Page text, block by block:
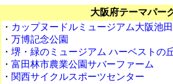
大阪府テーマパー
・ カップヌードルミュージアム大阪池田
・ 万博記念公園
・ 堺・緑のミュージアム ハーベストの
・ 富田林市農業公園サバーファーム
・ 関西サイクルスポーツセンター